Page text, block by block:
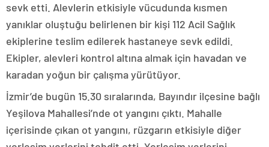
sevk etti. Alevlerin etkisiyle vücudunda kısmen
yanıklar oluştuğu belirlenen bir kişi 112 Acil Sağlık
ekiplerine teslim edilerek hastaneye sevk edildi.
Ekipler, alevleri kontrol altına almak için havadan ve
karadan yoğun bir çalışma yürütüyor.
İzmir’de bugün 15.30 sıralarında, Bayındır ilçesine bağlı
Yeşilova Mahallesi’nde ot yangını çıktı. Mahalle
içerisinde çıkan ot yangını, rüzgarın etkisiyle diğer